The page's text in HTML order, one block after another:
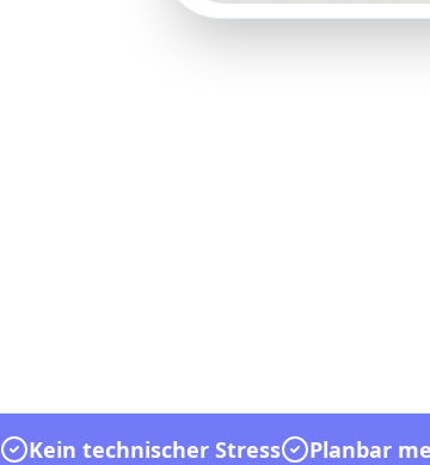
Kein technischer Stress Planbar